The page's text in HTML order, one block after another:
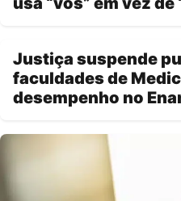
Justiça suspende
faculdades de
desempenho no